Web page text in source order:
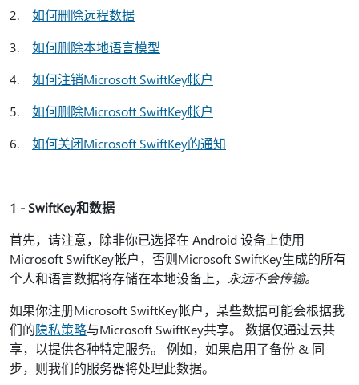
2. 如何删除远程数据
3. 如何删除本地语言模型
4. 如何注销Microsoft SwiftKey帐户
5. 如何删除Microsoft SwiftKey帐户
6. 如何关闭Microsoft SwiftKey的通知
1 - SwiftKey和数据
首先，请注意，除非你已选择在 Android 设备上使用
Microsoft SwiftKey帐户，否则Microsoft SwiftKey生成的所有
个人和语言数据将存储在本地设备上， 永远不会传输。
如果你注册Microsoft SwiftKey帐户，某些数据可能会根据我
们的隐私策略与Microsoft SwiftKey共享。 数据仅通过云共
享，以提供各种特定服务。 例如，如果启用了备份 & 同
步，则我们的服务器将处理此数据。